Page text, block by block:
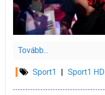
Tovább...
Sport1 Sport1 HD